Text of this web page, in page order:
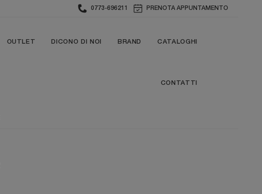
0773-696211 PRENOTA APPUNTAMENTO
OUTLET DICONO DI NOI BRAND CATALOGHI
CONTATTI